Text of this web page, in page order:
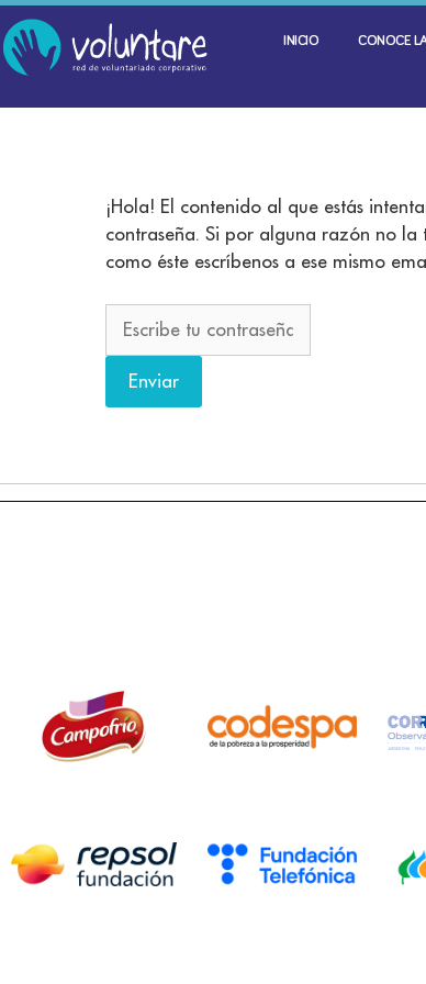
INICIO CONOCE
¡Hola! El contenido al que estás
contraseña. Si por alguna razón no la
como éste escríbenos a ese mismo